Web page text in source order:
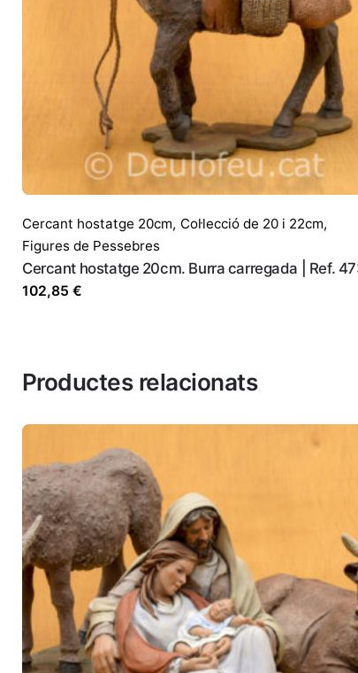
Nom
Correu electrònic*
Desa el meu nom, correu
Cercant hostatge 20cm, Col·lecció de 20 i 22cm,
Figures de Pessebres
Cercant hostatge 20cm. Burra carregada | Ref.
102,85 €
Productes relacionats